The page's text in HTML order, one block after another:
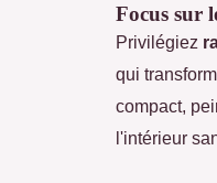
Focus sur
Privilégiez
qui
compact,
l'intérieur